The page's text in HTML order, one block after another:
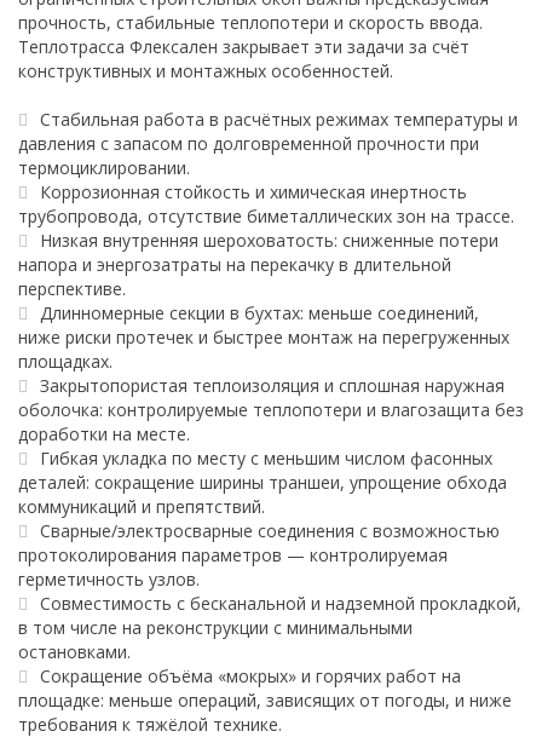
прочность, стабильные теплопотери и скорость ввода.
Теплотрасса Флексален закрывает эти задачи за счёт
конструктивных и монтажных особенностей.
Стабильная работа в расчётных режимах температуры и
давления с запасом по долговременной прочности при
термоциклировании.
Коррозионная стойкость и химическая инертность
трубопровода, отсутствие биметаллических зон на трассе.
Низкая внутренняя шероховатость: сниженные потери
напора и энергозатраты на перекачку в длительной
перспективе.
Длинномерные секции в бухтах: меньше соединений,
ниже риски протечек и быстрее монтаж на перегруженных
площадках.
Закрытопористая теплоизоляция и сплошная наружная
оболочка: контролируемые теплопотери и влагозащита без
доработки на месте.
Гибкая укладка по месту с меньшим числом фасонных
деталей: сокращение ширины траншеи, упрощение обхода
коммуникаций и препятствий.
Сварные/электросварные соединения с возможностью
протоколирования параметров — контролируемая
герметичность узлов.
Совместимость с бесканальной и надземной прокладкой,
в том числе на реконструкции с минимальными
остановками.
Сокращение объёма «мокрых» и горячих работ на
площадке: меньше операций, зависящих от погоды, и ниже
требования к тяжёлой технике.